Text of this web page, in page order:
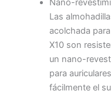
Nano-
Las
acolchada
X10 son
un nano-
para
fácilmente el